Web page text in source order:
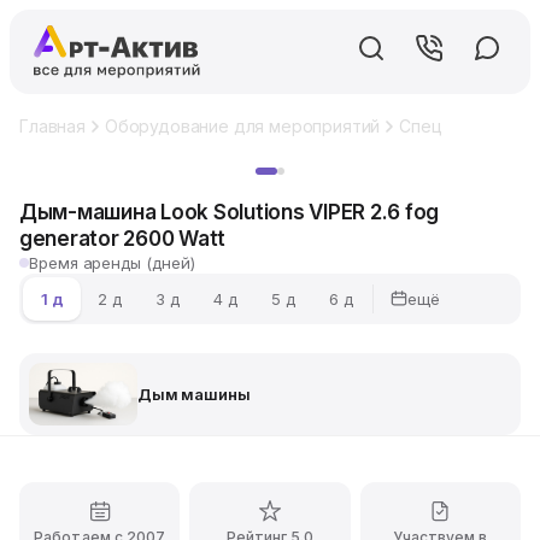
Главная Оборудование для мероприятий Спецэффекты
Дым-машина Look Solutions VIPER 2.6 fog
generator 2600 Watt
Время аренды (дней)
1 д
2 д 3 д 4 д 5 д 6 д ещё
Дым машины